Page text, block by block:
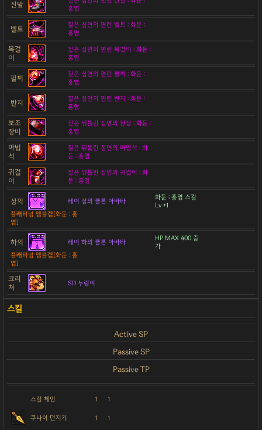
신발
홍염
벨트
짙은 심연의 편린 벨트 : 화둔 :
홍염
목걸
이
짙은 심연의 편린 목걸이 : 화둔 :
홍염
팔찌
짙은 심연의 편린 팔찌 : 화둔 :
홍염
반지
짙은 심연의 편린 반지 : 화둔 :
홍염
보조
장비
짙은 뒤틀린 심연의 완장 : 화둔 :
홍염
마법
석
짙은 뒤틀린 심연의 마법석 : 화
둔 : 홍염
귀걸
이
짙은 뒤틀린 심연의 귀걸이 : 화
둔 : 홍염
상의 레어 상의 클론 아바타
화둔 : 홍염 스킬
Lv +1
플래티넘 엠블렘[화둔 : 홍
염]
하의 레어 하의 클론 아바타
HP MAX 400 증
가
플래티넘 엠블렘[화둔 : 홍
염]
크리
쳐
SD 누렁이
Active SP
Passive SP
Passive TP
스킬 체인 1 1
쿠나이 던지기 1 1